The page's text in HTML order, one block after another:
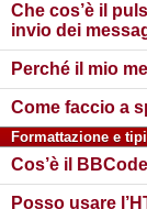
Che cos’è il
invio dei
Perché il mio
Come faccio a
Formattazione e
Cos’è il
Posso usare